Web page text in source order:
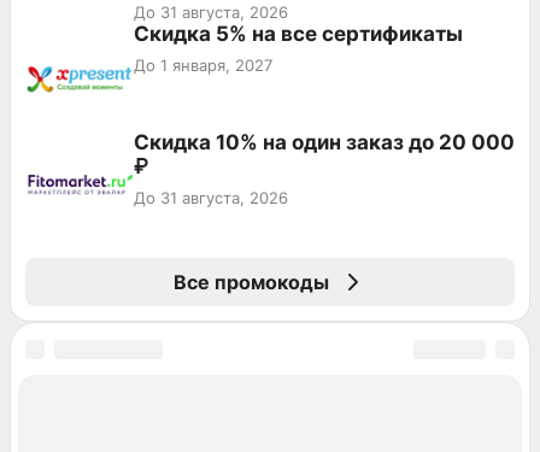
До 31 августа, 2026
Скидка 5% на все сертификаты
До 1 января, 2027
Скидка 10% на один заказ до 20 000
₽
До 31 августа, 2026
Все промокоды